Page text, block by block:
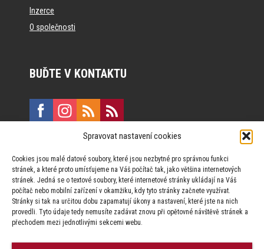
Spravovat nastavení cookies
Cookies jsou malé datové soubory, které jsou nezbytné pro správnou funkci
stránek, a které proto umísťujeme na Váš počítač tak, jako většina internetových
stránek. Jedná se o textové soubory, které internetové stránky ukládají na Váš
počítač nebo mobilní zařízení v okamžiku, kdy tyto stránky začnete využívat.
Stránky si tak na určitou dobu zapamatují úkony a nastavení, které jste na nich
provedli. Tyto údaje tedy nemusíte zadávat znovu při opětovné návštěvě stránek a
přechodem mezi jednotlivými sekcemi webu.
Inzerce
O společnosti
BUĎTE V KONTAKTU
Vinohradská 190, 130 00 Praha 3
Za publikovaný obsah odpovídají jednotliví autoři.